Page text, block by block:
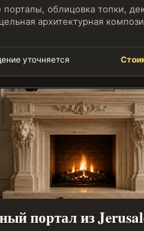
облицовка топки,
архитектурная
уточняется
портал из